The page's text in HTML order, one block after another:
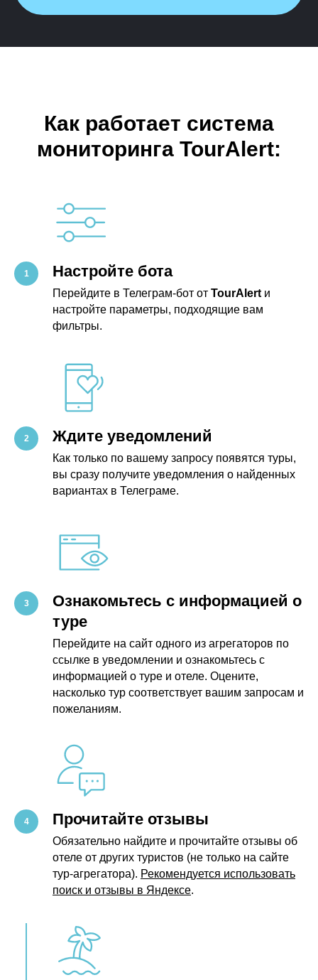
Как работает система
мониторинга TourAlert:
Настройте бота
Перейдите в Телеграм-бот от TourAlert и
настройте параметры, подходящие вам
фильтры.
Ждите уведомлений
Как только по вашему запросу появятся туры,
вы сразу получите уведомления о найденных
вариантах в Телеграме.
Ознакомьтесь с информацией о
туре
Перейдите на сайт одного из агрегаторов по
ссылке в уведомлении и ознакомьтесь с
информацией о туре и отеле. Оцените,
насколько тур соответствует вашим запросам и
пожеланиям.
Прочитайте отзывы
Обязательно найдите и прочитайте отзывы об
отеле от других туристов (не только на сайте
тур-агрегатора). Рекомендуется использовать
поиск и отзывы в Яндексе.